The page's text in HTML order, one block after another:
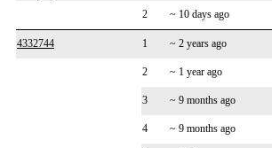
2 ~ 10 days ago
4332744 1 ~ 2 years ago
2 ~ 1 year ago
3 ~ 9 months ago
4 ~ 9 months ago